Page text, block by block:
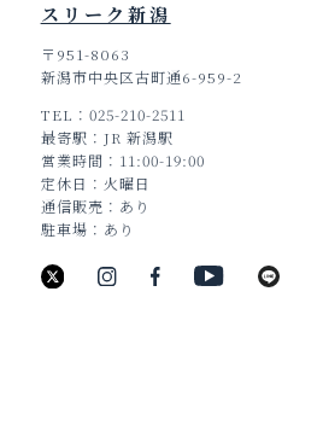
スリーク新潟
〒951-8063
新潟市中央区古町通6-959-2
TEL
025-210-2511
最寄駅
JR 新潟駅
営業時間
11:00-19:00
定休日
火曜日
通信販売
あり
駐車場
あり
TEL：025-211-8330